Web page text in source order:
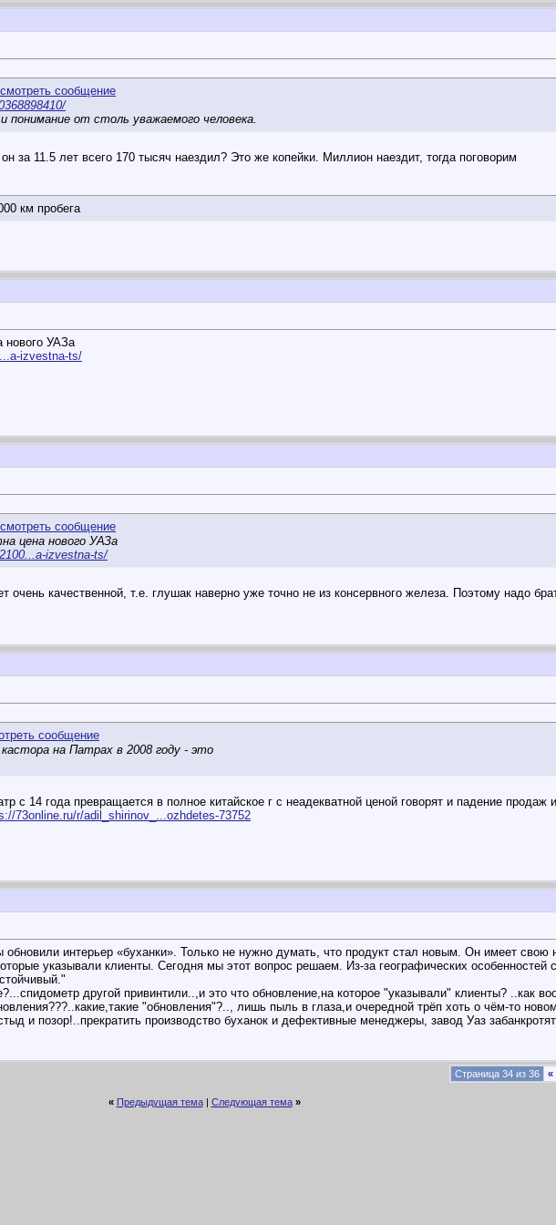
понимание от столь уважаемого человека.
за 11.5 лет всего 170 тысяч наездил? Это же копейки. Миллион наездит, тогда поговорим
км пробега
нового УАЗа
izvestna-ts/
цена нового УАЗа
izvestna-ts/
очень качественной, т.е. глушак наверно уже точно не из консервного железа. Поэтому надо
на Патрах в 2008 году - это
с 14 года превращается в полное китайское г с неадекватной ценой говорят и падение
73online.ru/r/adil_shirinov_...ozhdetes-73752
интерьер «буханки». Только не нужно думать, что продукт стал новым. Он имеет
указывали клиенты. Сегодня мы этот вопрос решаем. Из-за географических особенностей
другой привинтили..,и это что обновление,на которое "указывали" клиенты? ..как
"обновления"?.., лишь пыль в глаза,и очередной трёп хоть о чём-то
и позор!..прекратить производство буханок и дефективные менеджеры, завод Уаз
Страница 34 из 36 «
« Предыдущая тема| Следующая тема »